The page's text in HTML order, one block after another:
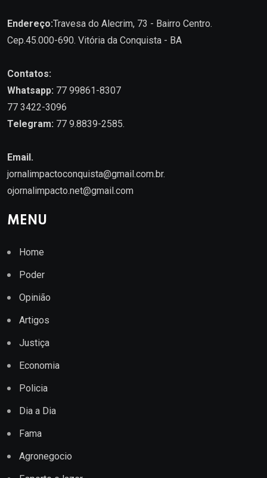
Endereço:Travesa do Alecrim, 73 - Bairro Centro.
Cep.45.000-690. Vitória da Conquista - BA
Contatos:
Whatsapp: 77 99861-8307
77 3422-3096
Telegram: 77 9.8839-2585.
Email.
jornalimpactoconquista@gmail.com.br.
ojornalimpacto.net@gmail.com
MENU
Home
Poder
Opinião
Artigos
Justiça
Economia
Policia
Dia a Dia
Fama
Agronegocio